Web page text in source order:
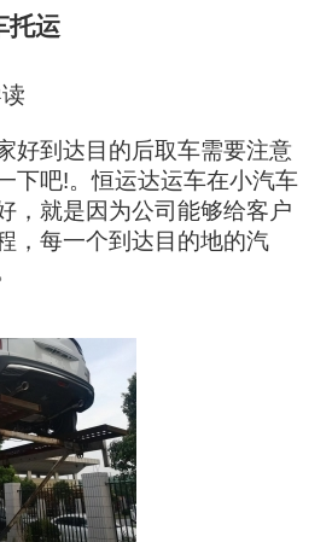
托运
好到达目的后取车需要注意
下吧!。恒运达运车在小汽车
，就是因为公司能够给客户
，每一个到达目的地的汽